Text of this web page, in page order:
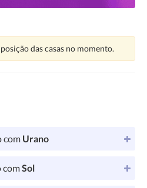
das casas no momento.
com Urano
comSol